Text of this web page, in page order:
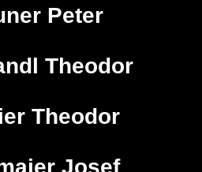
Peter
Theodor
Theodor
Josef